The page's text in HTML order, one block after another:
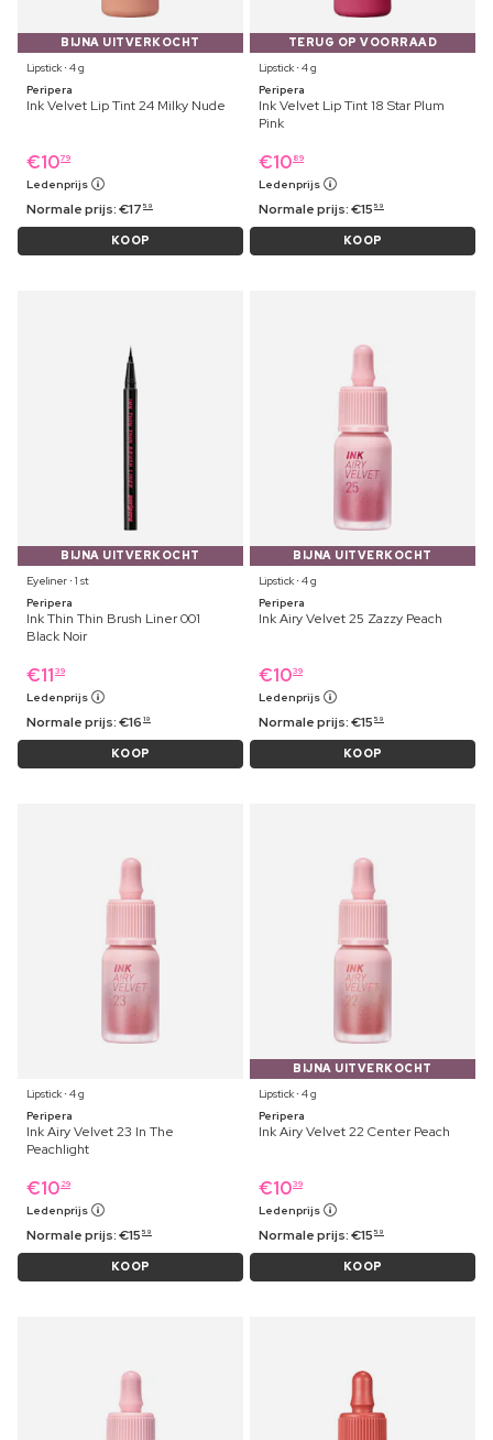
BIJNA UITVERKOCHT
Lipstick ⋅ 4 g
Peripera
Ink Velvet Lip Tint 24 Milky Nude
€1079
Ledenprijs
Normale prijs:€17 59
KOOP
TERUG OP VOORRAAD
Lipstick ⋅ 4 g
Peripera
Ink Velvet Lip Tint 18 Star Plum
Pink
€10 89
Ledenprijs
Normale prijs:€15 59
KOOP
BIJNA UITVERKOCHT
Eyeliner ⋅ 1 st
Peripera
Ink Thin Thin Brush Liner 001
Black Noir
€11 39
Ledenprijs
Normale prijs:€16 19
KOOP
BIJNA UITVERKOCHT
Lipstick ⋅ 4 g
Peripera
Ink Airy Velvet 25 Zazzy Peach
€1039
Ledenprijs
Normale prijs:€15 59
KOOP
Lipstick ⋅ 4 g
Peripera
Ink Airy Velvet 23 In The
Peachlight
€10 29
Ledenprijs
Normale prijs:€15 59
KOOP
BIJNA UITVERKOCHT
Lipstick ⋅ 4 g
Peripera
Ink Airy Velvet 22 Center Peach
€1039
Ledenprijs
Normale prijs:€15 59
KOOP